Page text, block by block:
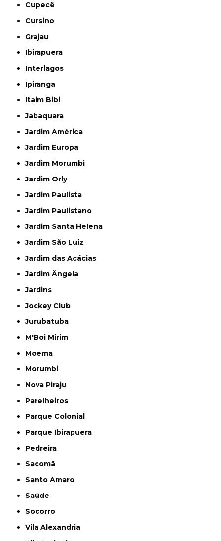
Cupecê
Cursino
Grajau
Ibirapuera
Interlagos
Ipiranga
Itaim Bibi
Jabaquara
Jardim América
Jardim Europa
Jardim Morumbi
Jardim Orly
Jardim Paulista
Jardim Paulistano
Jardim Santa Helena
Jardim São Luiz
Jardim das Acácias
Jardim Ângela
Jardins
Jockey Club
Jurubatuba
M'Boi Mirim
Moema
Morumbi
Nova Piraju
Parelheiros
Parque Colonial
Parque Ibirapuera
Pedreira
Sacomã
Santo Amaro
Saúde
Socorro
Vila Alexandria